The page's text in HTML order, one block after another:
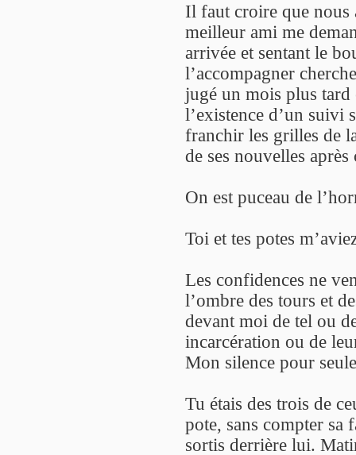
Il faut croire que nous
meilleur ami me
arrivée et sentant le
l’accompagner
jugé un mois plus tard
l’existence d’un suivi
franchir les grilles de
de ses nouvelles
On est puceau de
Toi et tes potes
Les confidences ne
l’ombre des tours et
devant moi de tel ou
incarcération ou de
Mon silence pour
Tu étais des trois de
pote, sans compter sa
sortis derrière lui.